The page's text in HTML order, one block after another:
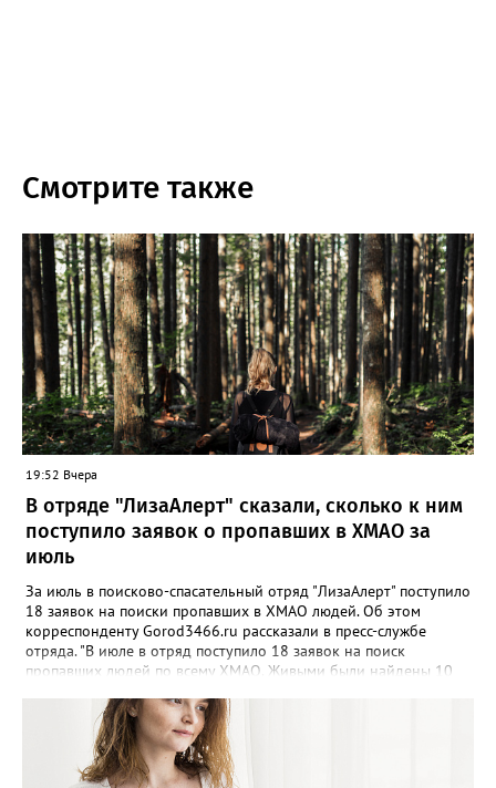
Смотрите также
19:52 Вчера
В отряде "ЛизаАлерт" сказали, сколько к ним
поступило заявок о пропавших в ХМАО за
июль
За июль в поисково-спасательный отряд "ЛизаАлерт" поступило
18 заявок на поиски пропавших в ХМАО людей. Об этом
корреспонденту Gorod3466.ru рассказали в пресс-службе
отряда. "В июле в отряд поступило 18 заявок на поиск
пропавших людей по всему ХМАО. Живыми были найдены 10
пресс-службе. В отряде отметили, что до сих пор не нашли трех
пропавших жителей региона, однако их поиски продолжаются -
распространяются ориентировки, проверяются свидетельства.
Ранее Gorod3466.ru сообщал, что большинство случаев